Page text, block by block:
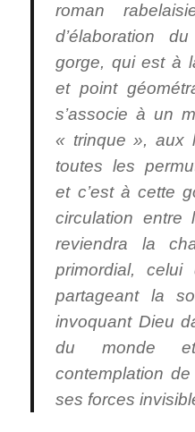
roman
d’élaboration
gorge, qui est à
et point
s’associe à un
« trinque », aux
toutes les
et c’est à cette
circulation
reviendra la
primordial,
partageant la
invoquant Dieu
du monde
contemplation
ses forces